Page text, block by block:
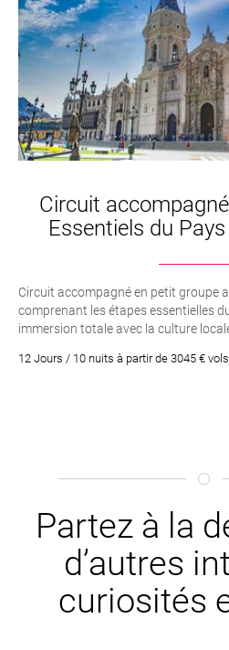
Circuit
Essentiels du
Circuit accompagné en petit groupe
comprenant les étapes essentielles
immersion totale avec la culture
12 Jours / 10 nuits à partir de 3045 €
Partez à la
d’autres
curiosités